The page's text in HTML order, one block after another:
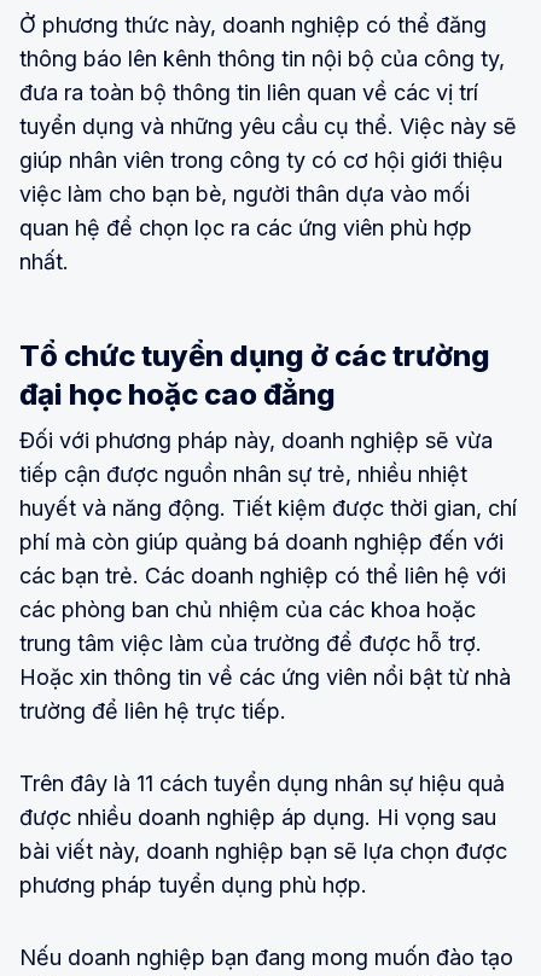
Ở phương thức này, doanh nghiệp có thể đăng
thông báo lên kênh thông tin nội bộ của công ty,
đưa ra toàn bộ thông tin liên quan về các vị trí
tuyển dụng và những yêu cầu cụ thể. Việc này sẽ
giúp nhân viên trong công ty có cơ hội giới thiệu
việc làm cho bạn bè, người thân dựa vào mối
quan hệ để chọn lọc ra các ứng viên phù hợp
nhất.
Tổ chức tuyển dụng ở các trường
đại học hoặc cao đẳng
Đối với phương pháp này, doanh nghiệp sẽ vừa
tiếp cận được nguồn nhân sự trẻ, nhiều nhiệt
huyết và năng động. Tiết kiệm được thời gian, chí
phí mà còn giúp quảng bá doanh nghiệp đến với
các bạn trẻ. Các doanh nghiệp có thể liên hệ với
các phòng ban chủ nhiệm của các khoa hoặc
trung tâm việc làm của trường để được hỗ trợ.
Hoặc xin thông tin về các ứng viên nổi bật từ nhà
trường để liên hệ trực tiếp.
Trên đây là 11 cách tuyển dụng nhân sự hiệu quả
được nhiều doanh nghiệp áp dụng. Hi vọng sau
bài viết này, doanh nghiệp bạn sẽ lựa chọn được
phương pháp tuyển dụng phù hợp.
Nếu doanh nghiệp bạn đang mong muốn đào tạo